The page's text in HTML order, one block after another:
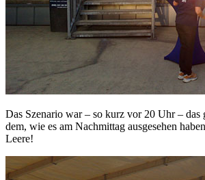
Das Szenario war – so kurz vor 20 Uhr – das
dem, wie es am Nachmittag ausgesehen
Leere!